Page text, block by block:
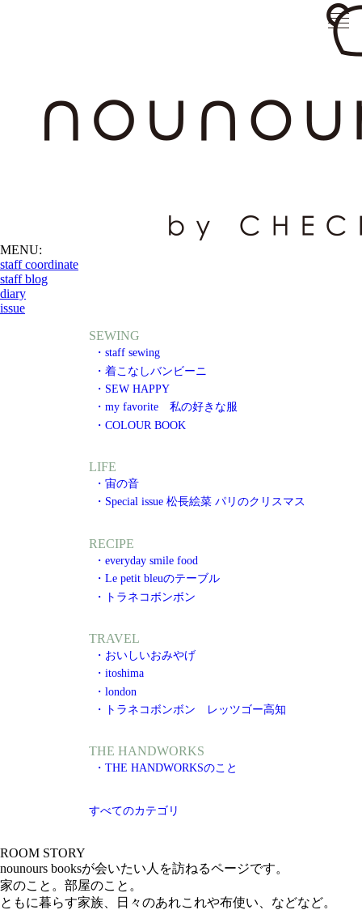
MENU:
staff coordinate
staff blog
diary
issue
SEWING
・staff sewing
・着こなしバンビーニ
・SEW HAPPY
・my favorite 私の好きな服
・COLOUR BOOK
LIFE
・宙の音
・Special issue 松長絵菜 パリのクリスマス
RECIPE
・everyday smile food
・Le petit bleuのテーブル
・トラネコボンボン
TRAVEL
・おいしいおみやげ
・itoshima
・london
・トラネコボンボン レッツゴー高知
THE HANDWORKS
・THE HANDWORKSのこと
すべてのカテゴリ
ROOM STORY
nounours booksが会いたい人を訪ねるページです。
家のこと。部屋のこと。
ともに暮らす家族、日々のあれこれや布使い、などなど。